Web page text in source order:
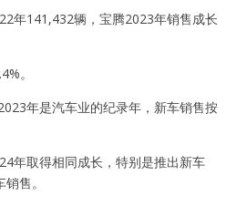
年141,432辆，宝腾2023年销售成长
。
年是汽车业的纪录年，新车销售按
年取得相同成长，特别是推出新车
售。